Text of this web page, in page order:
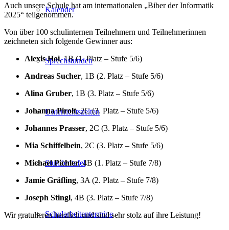
Kalender
Sprechstunden
Unterrichtszeiten
Stundentafel
Schularbeitentermine
Auch unsere Schule hat am internationalen „Biber der Informatik
2025“ teilgenommen.
Von über 100 schulinternen Teilnehmern und Teilnehmerinnen
zeichneten sich folgende Gewinner aus:
Alexis Hoi, 1B (1. Platz – Stufe 5/6)
Andreas Sucher, 1B (2. Platz – Stufe 5/6)
Alina Gruber, 1B (3. Platz – Stufe 5/6)
Johanna Pirolt, 2C (3. Platz – Stufe 5/6)
Johannes Prasser, 2C (3. Platz – Stufe 5/6)
Mia Schiffelbein, 2C (3. Platz – Stufe 5/6)
Michael Pichler, 4B (1. Platz – Stufe 7/8)
Jamie Gräfling, 3A (2. Platz – Stufe 7/8)
Joseph Stingl, 4B (3. Platz – Stufe 7/8)
Wir gratulieren herzlich und sind sehr stolz auf ihre Leistung!